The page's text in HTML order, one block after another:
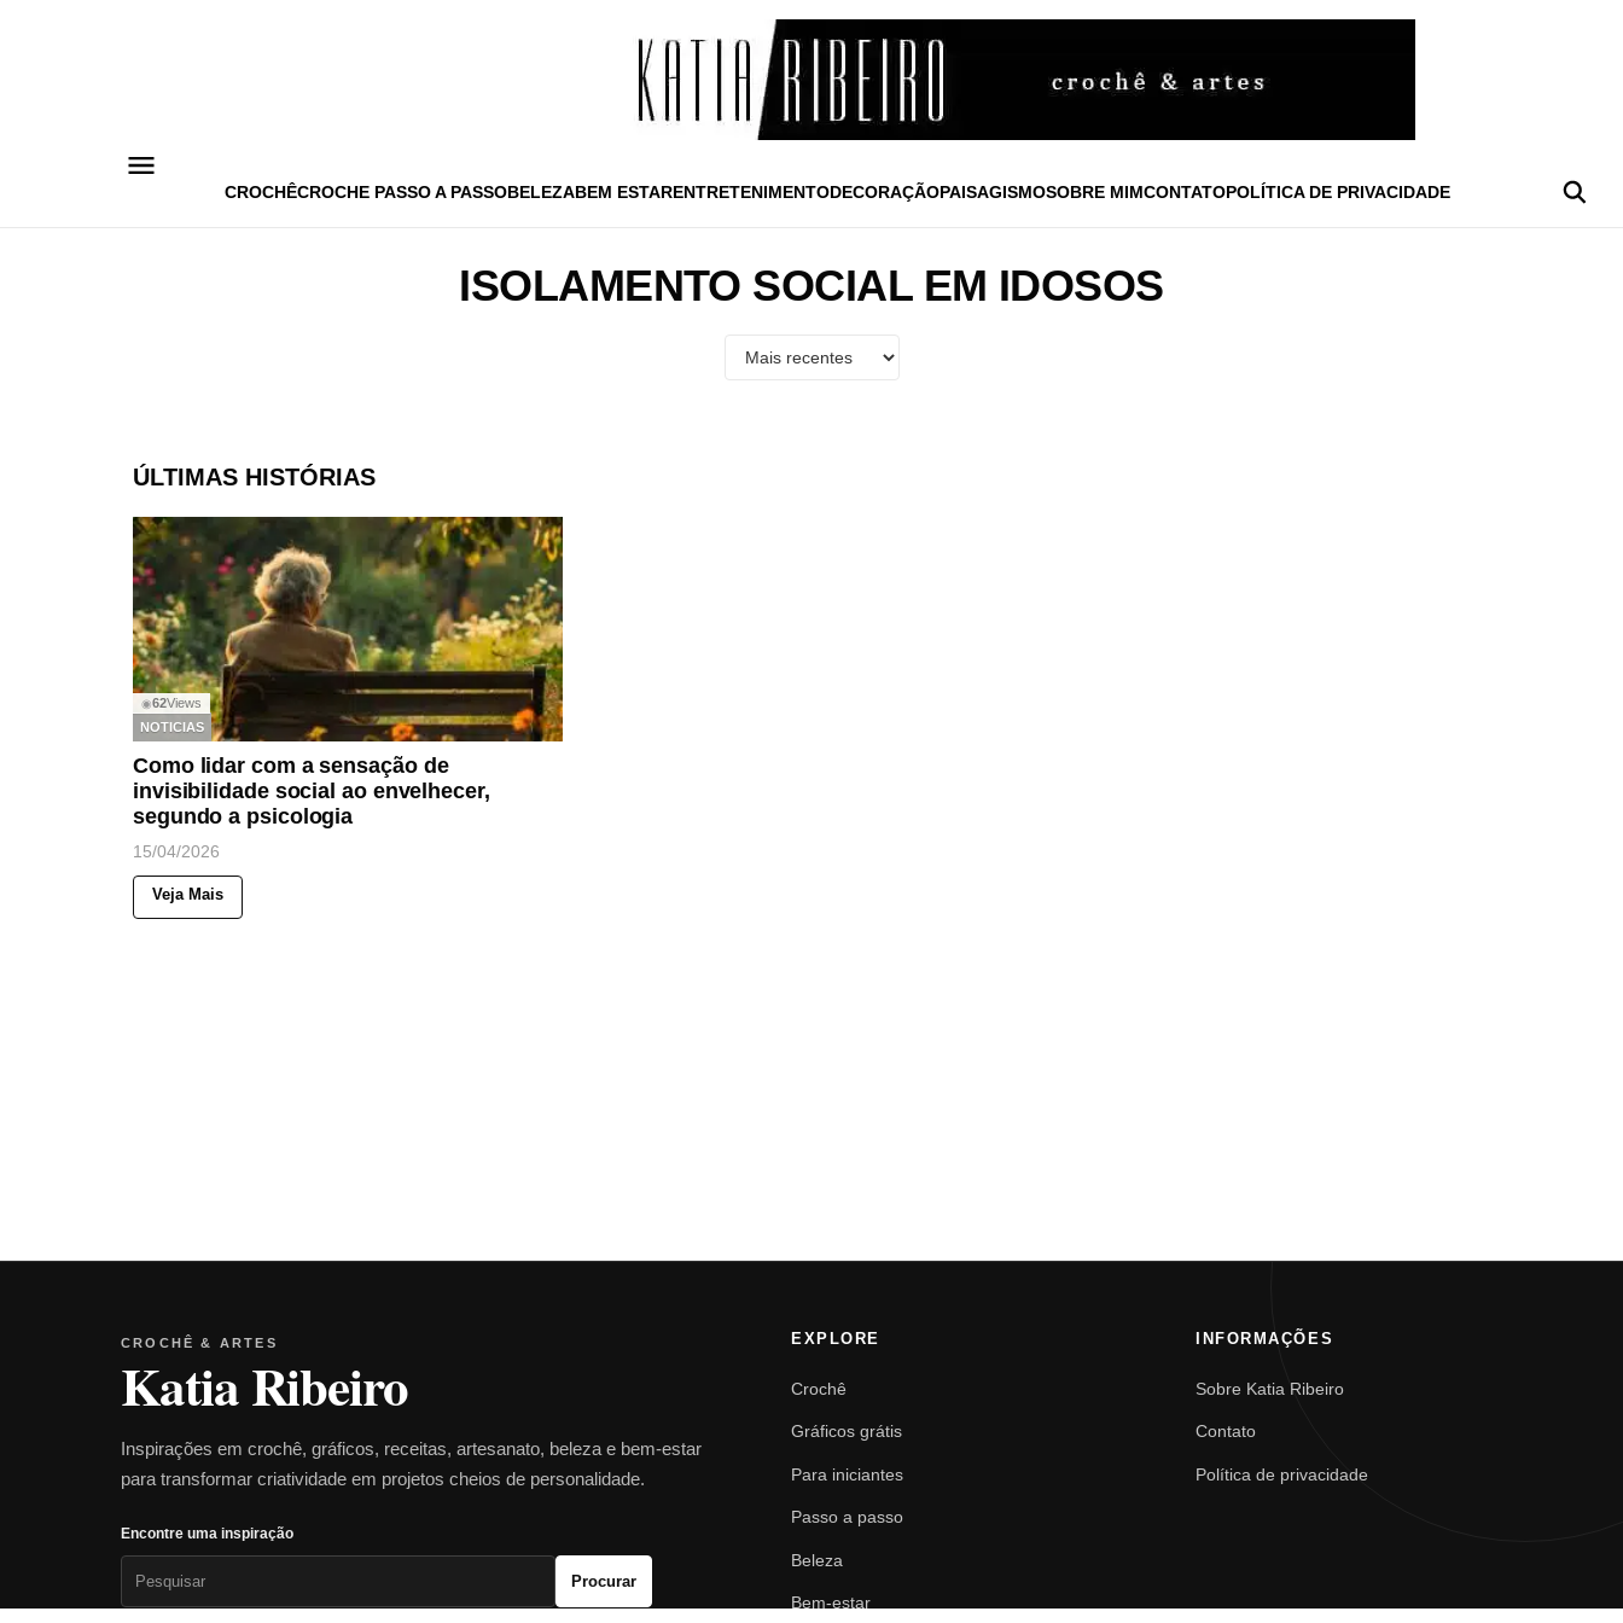
CROCHÊCROCHE PASSO A PASSOBELEZABEM ESTARENTRETENIMENTODECORAÇÃOPAISAGISMOSOBRE MIMCONTATOPOLÍTICA DE PRIVACIDADE
ISOLAMENTO SOCIAL EM IDOSOS
ÚLTIMAS HISTÓRIAS
◉62Views
NOTICIAS
Como lidar com a sensação de
invisibilidade social ao envelhecer,
segundo a psicologia
15/04/2026
Veja Mais
CROCHÊ & ARTES
Katia Ribeiro
Inspirações em crochê, gráficos, receitas, artesanato, beleza e bem-estar
para transformar criatividade em projetos cheios de personalidade.
Encontre uma inspiração
Procurar
EXPLORE
Crochê
Gráficos grátis
Para iniciantes
Passo a passo
Beleza
Bem-estar
INFORMAÇÕES
Sobre Katia Ribeiro
Contato
Política de privacidade